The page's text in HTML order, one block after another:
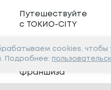
Путешествуйте
с ТОКИО-CITY
Партнёрам
Франшиза
cookies, чтобы
Подробнее: